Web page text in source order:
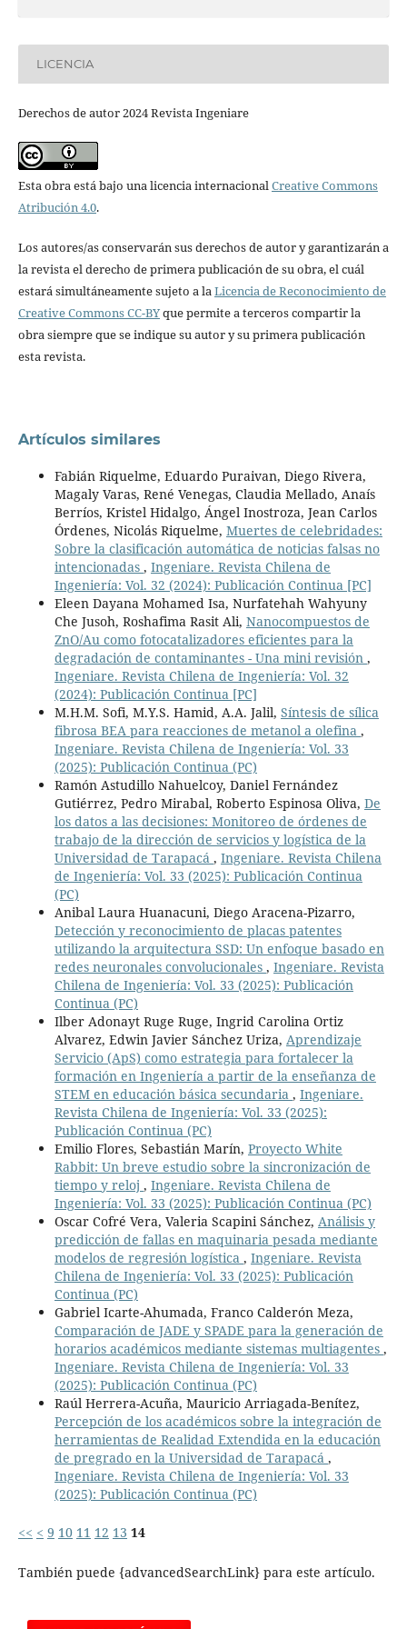
LICENCIA
Derechos de autor 2024 Revista Ingeniare
Esta obra está bajo una licencia internacionalCreative Commons
Atribución 4.0.
Los autores/as conservarán sus derechos de autor y garantizarán a
la revista el derecho de primera publicación de su obra, el cuál
estará simultáneamente sujeto a laLicencia de Reconocimiento de
Creative Commons CC-BYque permite a terceros compartir la
obra siempre que se indique su autor y su primera publicación
esta revista.
Artículos similares
Fabián Riquelme, Eduardo Puraivan, Diego Rivera,
Magaly Varas, René Venegas, Claudia Mellado, Anaís
Berríos, Kristel Hidalgo, Ángel Inostroza, Jean Carlos
Órdenes, Nicolás Riquelme, Muertes de celebridades:
Sobre la clasificación automática de noticias falsas no
intencionadas , Ingeniare. Revista Chilena de
Ingeniería: Vol. 32 (2024): Publicación Continua [PC]
Eleen Dayana Mohamed Isa, Nurfatehah Wahyuny
Che Jusoh, Roshafima Rasit Ali, Nanocompuestos de
ZnO/Au como fotocatalizadores eficientes para la
degradación de contaminantes - Una mini revisión ,
Ingeniare. Revista Chilena de Ingeniería: Vol. 32
(2024): Publicación Continua [PC]
M.H.M. Sofi, M.Y.S. Hamid, A.A. Jalil, Síntesis de sílica
fibrosa BEA para reacciones de metanol a olefina ,
Ingeniare. Revista Chilena de Ingeniería: Vol. 33
(2025): Publicación Continua (PC)
Ramón Astudillo Nahuelcoy, Daniel Fernández
Gutiérrez, Pedro Mirabal, Roberto Espinosa Oliva, De
los datos a las decisiones: Monitoreo de órdenes de
trabajo de la dirección de servicios y logística de la
Universidad de Tarapacá , Ingeniare. Revista Chilena
de Ingeniería: Vol. 33 (2025): Publicación Continua
(PC)
Anibal Laura Huanacuni, Diego Aracena-Pizarro,
Detección y reconocimiento de placas patentes
utilizando la arquitectura SSD: Un enfoque basado en
redes neuronales convolucionales , Ingeniare. Revista
Chilena de Ingeniería: Vol. 33 (2025): Publicación
Continua (PC)
Ilber Adonayt Ruge Ruge, Ingrid Carolina Ortiz
Alvarez, Edwin Javier Sánchez Uriza, Aprendizaje
Servicio (ApS) como estrategia para fortalecer la
formación en Ingeniería a partir de la enseñanza de
STEM en educación básica secundaria , Ingeniare.
Revista Chilena de Ingeniería: Vol. 33 (2025):
Publicación Continua (PC)
Emilio Flores, Sebastián Marín, Proyecto White
Rabbit: Un breve estudio sobre la sincronización de
tiempo y reloj , Ingeniare. Revista Chilena de
Ingeniería: Vol. 33 (2025): Publicación Continua (PC)
Oscar Cofré Vera, Valeria Scapini Sánchez, Análisis y
predicción de fallas en maquinaria pesada mediante
modelos de regresión logística , Ingeniare. Revista
Chilena de Ingeniería: Vol. 33 (2025): Publicación
Continua (PC)
Gabriel Icarte-Ahumada, Franco Calderón Meza,
Comparación de JADE y SPADE para la generación de
horarios académicos mediante sistemas multiagentes ,
Ingeniare. Revista Chilena de Ingeniería: Vol. 33
(2025): Publicación Continua (PC)
Raúl Herrera-Acuña, Mauricio Arriagada-Benítez,
Percepción de los académicos sobre la integración de
herramientas de Realidad Extendida en la educación
de pregrado en la Universidad de Tarapacá ,
Ingeniare. Revista Chilena de Ingeniería: Vol. 33
(2025): Publicación Continua (PC)
<< < 9 10 11 12 13 14
También puede {advancedSearchLink} para este artículo.